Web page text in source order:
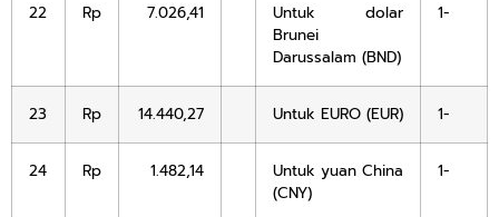
22 Rp 7.026,41
Untuk dolar
Brunei
Darussalam (BND)
1-
23 Rp 14.440,27 Untuk EURO (EUR) 1-
24 Rp 1.482,14
Untuk yuan China
(CNY)
1-